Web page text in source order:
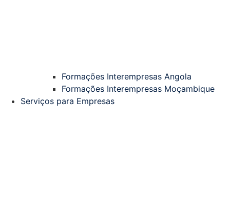
Formações Interempresas Angola
Formações Interempresas Moçambique
Serviços para Empresas